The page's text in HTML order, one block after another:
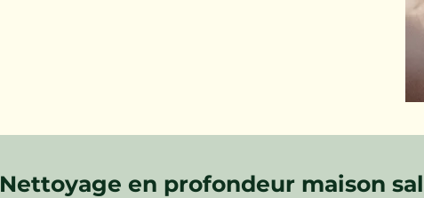
Nettoyage en profondeur maison